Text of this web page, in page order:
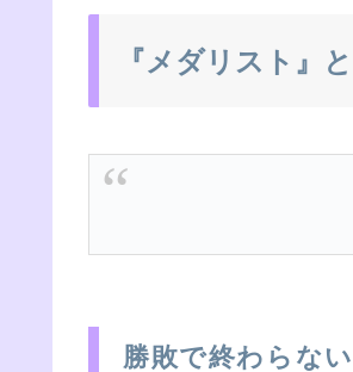
『メダリスト』
勝敗で終わらな